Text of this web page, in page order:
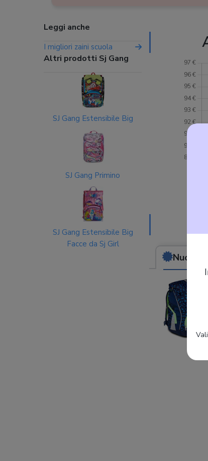
Nuovo
Leggi anche
I migliori zaini scuola
Altri prodotti Sj Gang
SJ Gang Estensibile Big
SJ Gang Primino
SJ Gang Estensibile Big
Facce da Sj Girl